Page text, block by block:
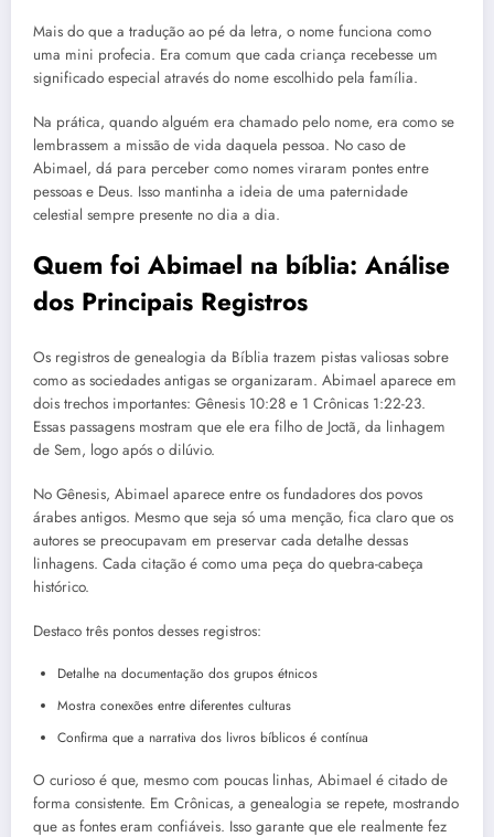
Mais do que a tradução ao pé da letra, o nome funciona como
uma mini profecia. Era comum que cada criança recebesse um
significado especial através do nome escolhido pela família.
Na prática, quando alguém era chamado pelo nome, era como se
lembrassem a missão de vida daquela pessoa. No caso de
Abimael, dá para perceber como nomes viraram pontes entre
pessoas e Deus. Isso mantinha a ideia de uma paternidade
celestial sempre presente no dia a dia.
Quem foi Abimael na bíblia: Análise
dos Principais Registros
Os registros de genealogia da Bíblia trazem pistas valiosas sobre
como as sociedades antigas se organizaram. Abimael aparece em
dois trechos importantes: Gênesis 10:28 e 1 Crônicas 1:22-23.
Essas passagens mostram que ele era filho de Joctã, da linhagem
de Sem, logo após o dilúvio.
No Gênesis, Abimael aparece entre os fundadores dos povos
árabes antigos. Mesmo que seja só uma menção, fica claro que os
autores se preocupavam em preservar cada detalhe dessas
linhagens. Cada citação é como uma peça do quebra-cabeça
histórico.
Destaco três pontos desses registros:
Detalhe na documentação dos grupos étnicos
Mostra conexões entre diferentes culturas
Confirma que a narrativa dos livros bíblicos é contínua
O curioso é que, mesmo com poucas linhas, Abimael é citado de
forma consistente. Em Crônicas, a genealogia se repete, mostrando
que as fontes eram confiáveis. Isso garante que ele realmente fez